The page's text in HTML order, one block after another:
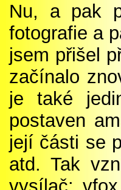
Nu, a pak
fotografie a
jsem přišel
začínalo
je také
postaven
její části se
atd. Tak